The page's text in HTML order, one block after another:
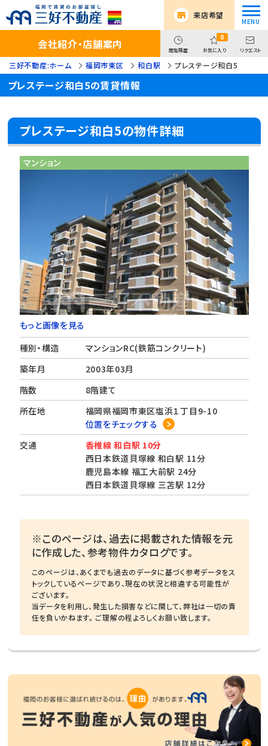
来店希望
会社紹介・店舗案内 閲覧履歴
0
お気に入り リクエスト
三好不動産:ホーム 福岡市東区 和白駅 プレステージ和白5
プレステージ和白5の賃貸情報
プレステージ和白5の物件詳細
マンション
もっと画像を見る
種別・構造
マンションRC(鉄筋コンクリート)
築年月
2003年03月
階数
8階建て
所在地
福岡県福岡市東区塩浜１丁目9-10
位置をチェックする
交通
香椎線 和白駅 10分
西日本鉄道貝塚線 和白駅 11分
鹿児島本線 福工大前駅 24分
西日本鉄道貝塚線 三苫駅 12分
※このページは、過去に掲載された情報を元
に作成した、参考物件カタログです。
このページは、あくまでも過去のデータに基づく参考データをス
トックしているページであり、現在の状況と相違する可能性が
ございます。
当データを利用し、発生した損害などに関して、弊社は一切の責
任を負いかねます。 ご理解の程よろしくお願い致します。